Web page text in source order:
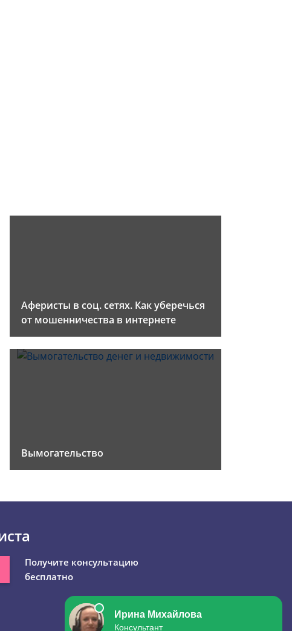
Аферисты в соц. сетях. Как уберечься
от мошенничества в интернете
Вымогательство
Получите консультацию
бесплатно